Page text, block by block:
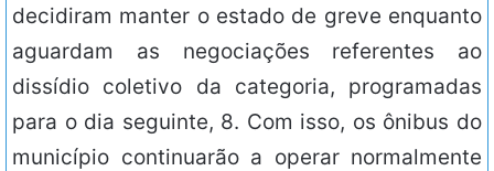
decidiram manter o estado de greve enquanto
aguardam as negociações referentes ao
dissídio coletivo da categoria, programadas
para o dia seguinte, 8. Com isso, os ônibus do
município continuarão a operar normalmente